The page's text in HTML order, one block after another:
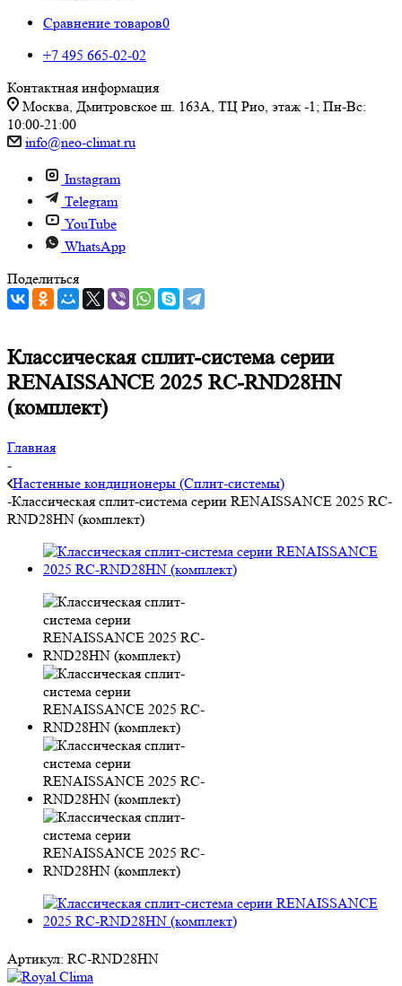
Сравнение товаров0
+7 495 665-02-02
Контактная информация
Москва, Дмитровское ш. 163А, ТЦ Рио, этаж -1; Пн-Вс:
10:00-21:00
info@neo-climat.ru
Instagram
Telegram
YouTube
WhatsApp
Поделиться
Классическая сплит-система серии
RENAISSANCE 2025 RC-RND28HN
(комплект)
Главная
-
Настенные кондиционеры (Сплит-системы)
-Классическая сплит-система серии RENAISSANCE 2025 RC-
RND28HN (комплект)
Артикул: RC-RND28HN